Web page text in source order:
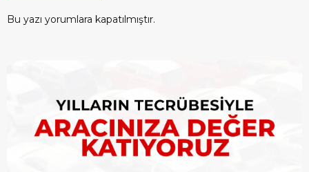
Bu yazı yorumlara kapatılmıştır.